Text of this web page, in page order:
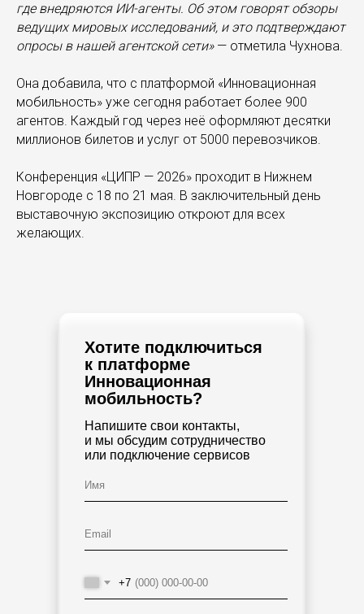
где внедряются ИИ-агенты. Об этом говорят обзоры
ведущих мировых исследований, и это подтверждают
опросы в нашей агентской сети»— отметила Чухнова.
Она добавила, что с платформой «Инновационная
мобильность» уже сегодня работает более 900
агентов. Каждый год через неё оформляют десятки
миллионов билетов и услуг от 5000 перевозчиков.
Конференция «ЦИПР — 2026» проходит в Нижнем
Новгороде с 18 по 21 мая. В заключительный день
выставочную экспозицию откроют для всех
желающих.
Хотите подключиться
к платформе
Инновационная
мобильность?
Напишите свои контакты,
и мы обсудим сотрудничество
или подключение сервисов
+7